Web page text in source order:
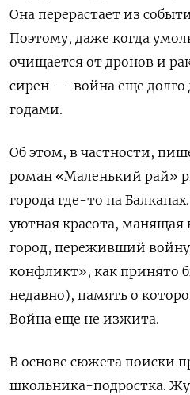
Она перерастает из
Поэтому, даже когда
очищается от дронов и
сирен — война еще долго
годами.
Об этом, в частности,
роман «Маленький рай»
города где-то на
уютная красота, манящая
город, переживший
конфликт», как принято
недавно), память о
Война еще не изжита.
В основе сюжета поиски
школьника-подростка.